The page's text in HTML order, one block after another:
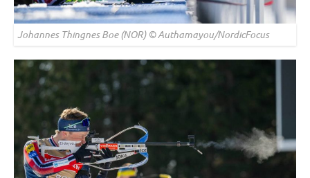
Johannes Thingnes Boe (NOR) © Authamayou/NordicFocus